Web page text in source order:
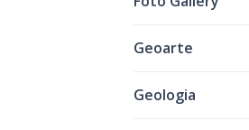
Geoarte
Geologia